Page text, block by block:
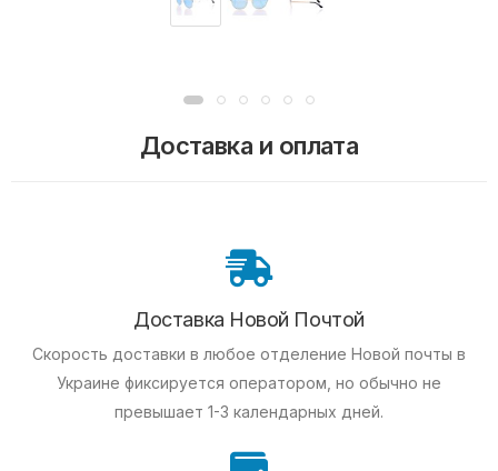
Доставка и оплата
Доставка Новой Почтой
Скорость доставки в любое отделение Новой почты в
Украине фиксируется оператором, но обычно не
превышает 1-3 календарных дней.